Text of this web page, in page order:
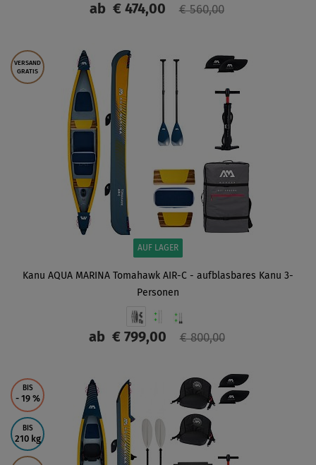
ab€ 474,00 € 560,00
VERSAND
GRATIS
AUF LAGER
Kanu AQUA MARINA Tomahawk AIR-C - aufblasbares Kanu 3-
Personen
ab€ 799,00 € 800,00
BIS
- 19 %
BIS
210 kg